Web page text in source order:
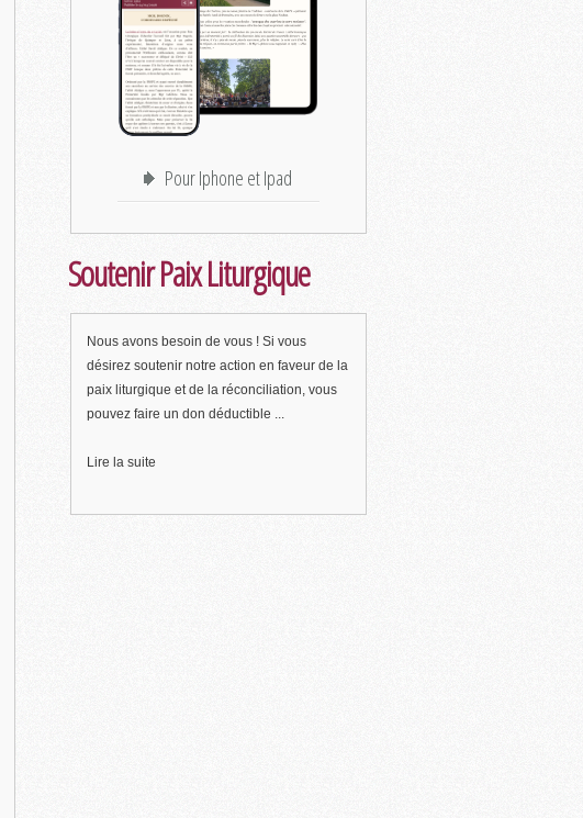
Pour Iphone et Ipad
Soutenir Paix Liturgique
Nous avons besoin de vous ! Si vous
désirez soutenir notre action en faveur de la
paix liturgique et de la réconciliation, vous
pouvez faire un don déductible ...
Lire la suite